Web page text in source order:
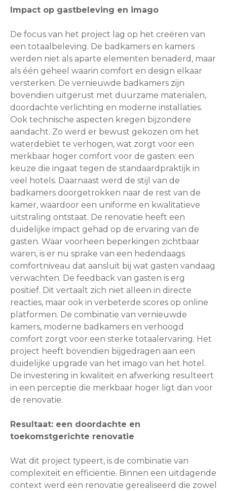
Impact op gastbeleving en imago
De focus van het project lag op het creëren van
een totaalbeleving. De badkamers en kamers
werden niet als aparte elementen benaderd, maar
als één geheel waarin comfort en design elkaar
versterken. De vernieuwde badkamers zijn
bovendien uitgerust met duurzame materialen,
doordachte verlichting en moderne installaties.
Ook technische aspecten kregen bijzondere
aandacht. Zo werd er bewust gekozen om het
waterdebiet te verhogen, wat zorgt voor een
merkbaar hoger comfort voor de gasten: een
keuze die ingaat tegen de standaardpraktijk in
veel hotels. Daarnaast werd de stijl van de
badkamers doorgetrokken naar de rest van de
kamer, waardoor een uniforme en kwalitatieve
uitstraling ontstaat. De renovatie heeft een
duidelijke impact gehad op de ervaring van de
gasten. Waar voorheen beperkingen zichtbaar
waren, is er nu sprake van een hedendaags
comfortniveau dat aansluit bij wat gasten vandaag
verwachten. De feedback van gasten is erg
positief. Dit vertaalt zich niet alleen in directe
reacties, maar ook in verbeterde scores op online
platformen. De combinatie van vernieuwde
kamers, moderne badkamers en verhoogd
comfort zorgt voor een sterke totaalervaring. Het
project heeft bovendien bijgedragen aan een
duidelijke upgrade van het imago van het hotel.
De investering in kwaliteit en afwerking resulteert
in een perceptie die merkbaar hoger ligt dan voor
de renovatie.
Resultaat: een doordachte en
toekomstgerichte renovatie
Wat dit project typeert, is de combinatie van
complexiteit en efficiëntie. Binnen een uitdagende
context werd een renovatie gerealiseerd die zowel